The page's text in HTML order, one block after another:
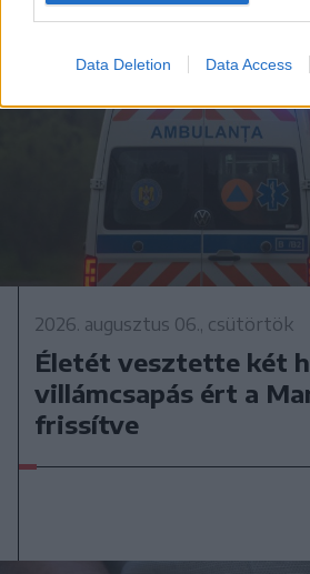
Data Deletion Data Access
2026. augusztus 06., csütörtök
Életét vesztette két
villámcsapás ért a
frissítve